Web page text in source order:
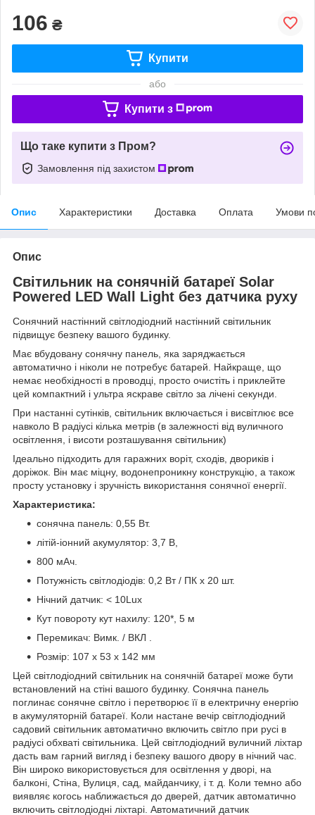
106 ₴
Купити
або
Купити з
Що таке купити з Пром?
Замовлення під захистом
Опис Характеристики Доставка Оплата Умови
Опис
Світильник на сонячній батареї Solar
Powered LED Wall Light без датчика руху
Сонячний настінний світлодіодний настінний світильник
підвищує безпеку вашого будинку.
Має вбудовану сонячну панель, яка заряджається
автоматично і ніколи не потребує батарей. Найкраще, що
немає необхідності в проводці, просто очистіть і приклейте
цей компактний і ультра яскраве світло за лічені секунди.
При настанні сутінків, світильник включається і висвітлює все
навколо В радіусі кілька метрів (в залежності від вуличного
освітлення, і висоти розташування світильник)
Ідеально підходить для гаражних воріт, сходів, двориків і
доріжок. Він має міцну, водонепроникну конструкцію, а також
просту установку і зручність використання сонячної енергії.
Характеристика:
сонячна панель: 0,55 Вт.
літій-іонний акумулятор: 3,7 В,
800 мАч.
Потужність світлодіодів: 0,2 Вт / ПК x 20 шт.
Нічний датчик: < 10Lux
Кут повороту кут нахилу: 120*, 5 м
Перемикач: Вимк. / ВКЛ .
Розмір: 107 x 53 x 142 мм
Цей світлодіодний світильник на сонячній батареї може бути
встановлений на стіні вашого будинку. Сонячна панель
поглинає сонячне світло і перетворює її в електричну енергію
в акумуляторній батареї. Коли настане вечір світлодіодний
садовий світильник автоматично включить світло при русі в
радіусі обхваті світильника. Цей світлодіодний вуличний ліхтар
дасть вам гарний вигляд і безпеку вашого двору в нічний час.
Він широко використовується для освітлення у дворі, на
балконі, Стіна, Вулиця, сад, майданчику, і т. д. Коли темно або
виявляє когось наближається до дверей, датчик автоматично
включить світлодіодні ліхтарі. Автоматичний датчик